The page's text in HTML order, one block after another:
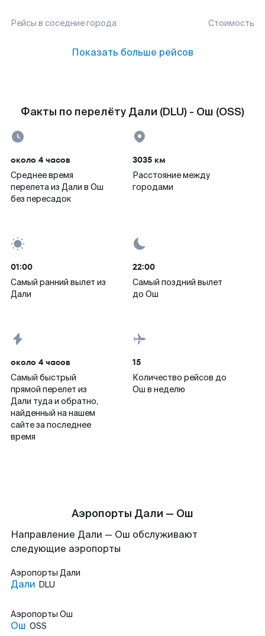
Рейсы в соседние города Стоимость
Показать больше рейсов
Факты по перелёту Дали (DLU) - Ош (OSS)
около 4 часов
Среднее время
перелета из Дали в Ош
без пересадок
3035 км
Расстояние между
городами
01:00
Самый ранний вылет из
Дали
22:00
Самый поздний вылет
до Ош
около 4 часов
Самый быстрый
прямой перелет из
Дали туда и обратно,
найденный на нашем
сайте за последнее
время
15
Количество рейсов до
Ош в неделю
Аэропорты Дали — Ош
Направление Дали — Ош обслуживают
следующие аэропорты
Аэропорты Дали
Дали DLU
Аэропорты Ош
Ош OSS